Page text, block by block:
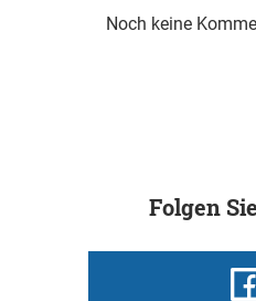
Noch keine
Folgen